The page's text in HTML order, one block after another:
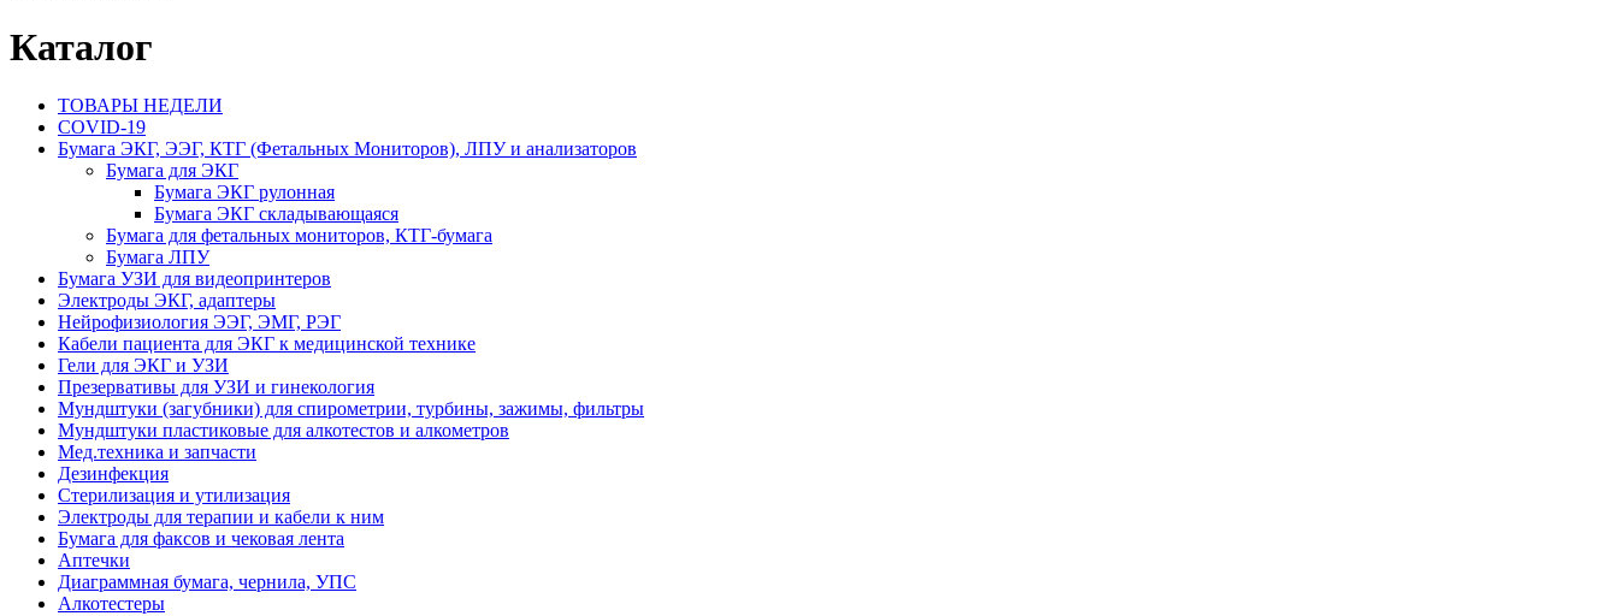
Каталог
ТОВАРЫ НЕДЕЛИ
COVID-19
Бумага ЭКГ, ЭЭГ, КТГ (Фетальных Мониторов), ЛПУ и анализаторов
Бумага для ЭКГ
Бумага ЭКГ рулонная
Бумага ЭКГ складывающаяся
Бумага для фетальных мониторов, КТГ-бумага
Бумага ЛПУ
Бумага УЗИ для видеопринтеров
Электроды ЭКГ, адаптеры
Нейрофизиология ЭЭГ, ЭМГ, РЭГ
Кабели пациента для ЭКГ к медицинской технике
Гели для ЭКГ и УЗИ
Презервативы для УЗИ и гинекология
Мундштуки (загубники) для спирометрии, турбины, зажимы, фильтры
Мундштуки пластиковые для алкотестов и алкометров
Мед.техника и запчасти
Дезинфекция
Стерилизация и утилизация
Электроды для терапии и кабели к ним
Бумага для факсов и чековая лента
Аптечки
Диаграммная бумага, чернила, УПС
Алкотестеры